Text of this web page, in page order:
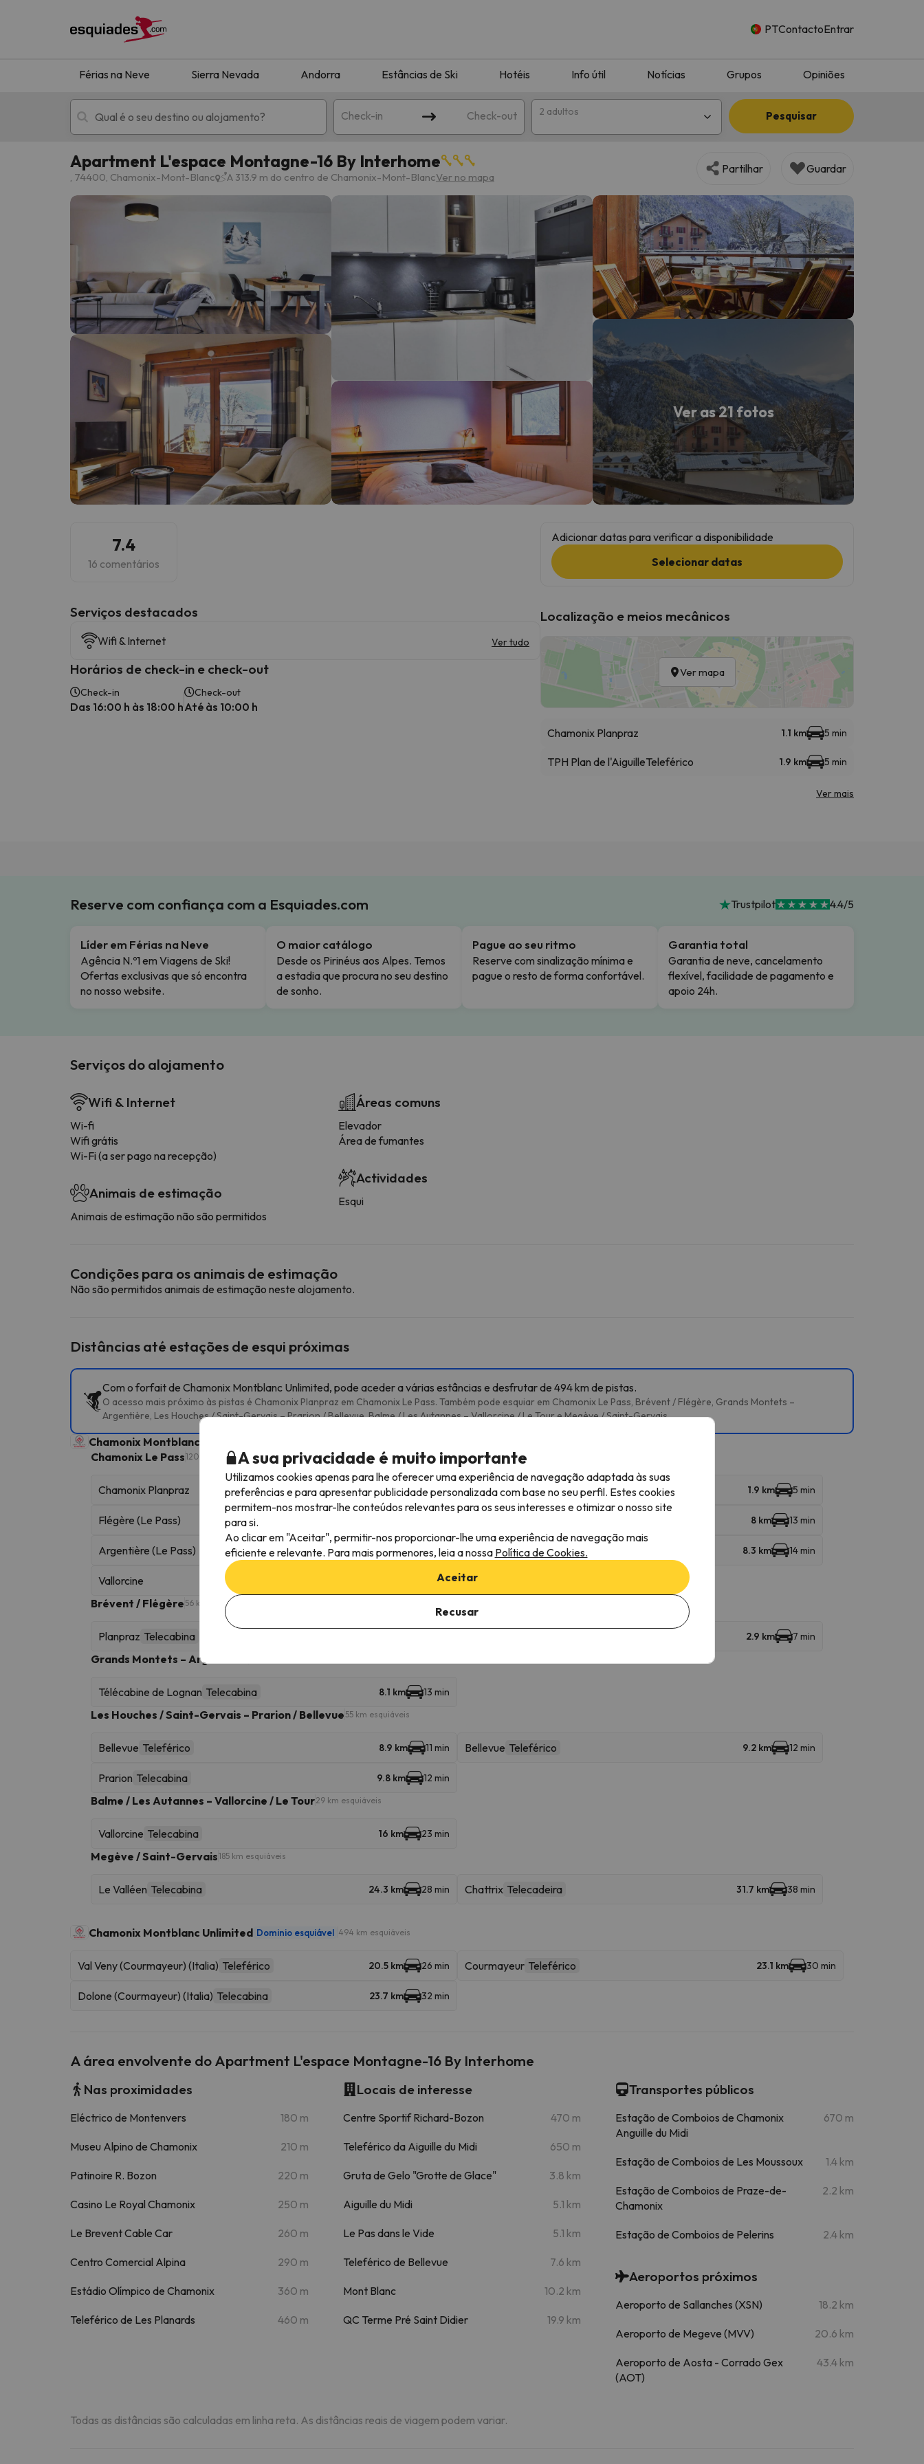
PTContactoEntrar
Férias na Neve Sierra Nevada Andorra Estâncias de Ski Hotéis Info útil Notícias Grupos Opiniões
Check-in Check-out 2 adultos Pesquisar
Férias na neve Hotéis de montanha
Oops, não encontramos nenhum resultado que corresponda à sua pesquisa. Tente modificar o destino.
Bem, parece que o nosso Seeker perdeu o seu caminho. Assim que encontrar a sua bússola, estará de volta.
Apartment L'espace Montagne-16 By Interhome
, 74400, Chamonix-Mont-Blanc A 313.9 m do centro de Chamonix-Mont-BlancVer no mapa
Partilhar Guardar
Ver as 21 fotos
7.4
16 comentários
Serviços destacados
Wifi & Internet Ver tudo
Horários de check-in e check-out
Check-in
Das 16:00 h às 18:00 h
Check-out
Até às 10:00 h
Adicionar datas para verificar a disponibilidade
Selecionar datas
Localização e meios mecânicos
Ver mapa
Chamonix Planpraz 1.1 km 5 min
TPH Plan de l'AiguilleTeleférico 1.9 km 5 min
Ver mais
Reserve com confiança com a Esquiades.com Trustpilot 4.4/5
Líder em Férias na Neve
Agência N.º1 em Viagens de Ski!
Ofertas exclusivas que só encontra
no nosso website.
O maior catálogo
Desde os Pirinéus aos Alpes. Temos
a estadia que procura no seu destino
de sonho.
Pague ao seu ritmo
Reserve com sinalização mínima e
pague o resto de forma confortável.
Garantia total
Garantia de neve, cancelamento
flexível, facilidade de pagamento e
apoio 24h.
Serviços do alojamento
Wifi & Internet
Wi-fi
Wifi grátis
Wi-Fi (a ser pago na recepção)
Animais de estimação
Animais de estimação não são permitidos
Áreas comuns
Elevador
Área de fumantes
Actividades
Esqui
Condições para os animais de estimação
Não são permitidos animais de estimação neste alojamento.
Distâncias até estações de esqui próximas
Com o forfait de Chamonix Montblanc Unlimited, pode aceder a várias estâncias e desfrutar de 494 km de pistas.
O acesso mais próximo às pistas é Chamonix Planpraz em Chamonix Le Pass. Também pode esquiar em Chamonix Le Pass, Brévent / Flégère, Grands Montets –
Argentière, Les Houches / Saint-Gervais – Prarion / Bellevue, Balme / Les Autannes – Vallorcine / Le Tour e Megève / Saint-Gervais.
Chamonix Montblanc Unlimited
Chamonix Le Pass120 km esquiáveis
Chamonix Planpraz 1.1 km 5 min TPH Plan de l'Aiguille Teleférico 1.9 km 5 min
Flégère (Le Pass) 8 km 13 min
Argentière (Le Pass) 8.1 km 13 min Joran 8.3 km 14 min
Vallorcine 23 min
Brévent / Flégère 56 km esquiáveis
Planpraz Telecabina 2.9 km 7 min
Grands Montets – Argentière
Télécabine de Lognan Telecabina 8.1 km 13 min
Les Houches / Saint-Gervais – Prarion / Bellevue 55 km esquiáveis
Bellevue Teleférico 8.9 km 11 min Bellevue Teleférico 9.2 km 12 min
Prarion Telecabina 9.8 km 12 min
Balme / Les Autannes – Vallorcine / Le Tour29 km esquiáveis
Vallorcine Telecabina 16 km 23 min
Megève / Saint-Gervais185 km esquiáveis
Le Valléen Telecabina 24.3 km 28 min Chattrix Telecadeira 31.7 km 38 min
Chamonix Montblanc Unlimited Dominio esquiável 494 km esquiáveis
Val Veny (Courmayeur) (Italia) Teleférico 20.5 km 26 min Courmayeur Teleférico 23.1 km 30 min
Dolone (Courmayeur) (Italia) Telecabina 23.7 km 32 min
A área envolvente do Apartment L'espace Montagne-16 By Interhome
Nas proximidades
Eléctrico de Montenvers 180 m
Museu Alpino de Chamonix 210 m
Patinoire R. Bozon 220 m
Casino Le Royal Chamonix 250 m
Le Brevent Cable Car 260 m
Centro Comercial Alpina 290 m
Estádio Olímpico de Chamonix 360 m
Teleférico de Les Planards 460 m
Locais de interesse
Centre Sportif Richard-Bozon 470 m
Teleférico da Aiguille du Midi 650 m
Gruta de Gelo "Grotte de Glace" 3.8 km
Aiguille du Midi 5.1 km
Le Pas dans le Vide 5.1 km
Teleférico de Bellevue 7.6 km
Mont Blanc 10.2 km
QC Terme Pré Saint Didier 19.9 km
Transportes públicos
Estação de Comboios de Chamonix
Anguille du Midi
670 m
Estação de Comboios de Les Moussoux 1.4 km
Estação de Comboios de Praze-de-
Chamonix
2.2 km
Estação de Comboios de Pelerins 2.4 km
Aeroportos próximos
Aeroporto de Sallanches (XSN) 18.2 km
Aeroporto de Megeve (MVV) 20.6 km
Aeroporto de Aosta - Corrado Gex
(AOT)
43.4 km
Todas as distâncias são calculadas em linha reta. As distâncias reais de viagem podem variar.
A sua privacidade é muito importante
Utilizamos cookies apenas para lhe oferecer uma experiência de navegação adaptada às suas
preferências e para apresentar publicidade personalizada com base no seu perfil. Estes cookies
permitem-nos mostrar-lhe conteúdos relevantes para os seus interesses e otimizar o nosso site
para si.
Ao clicar em "Aceitar", permitir-nos proporcionar-lhe uma experiência de navegação mais
eficiente e relevante. Para mais pormenores, leia a nossa Política de Cookies.
Aceitar
Recusar